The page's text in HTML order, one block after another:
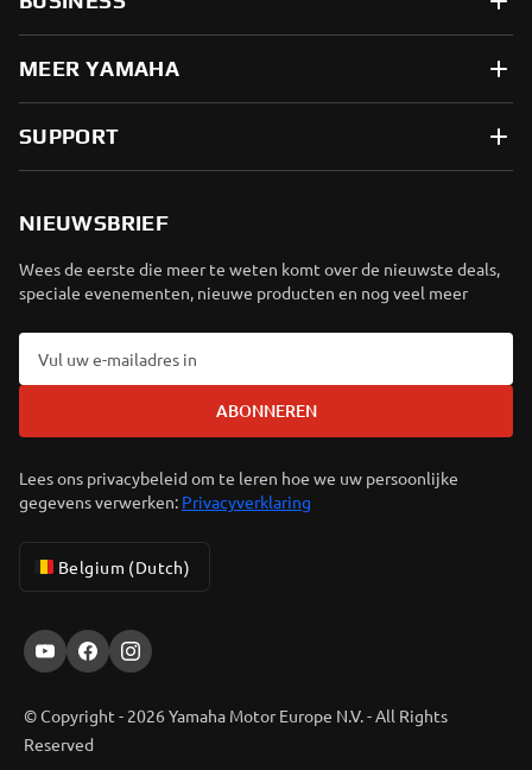
MEER YAMAHA
SUPPORT
NIEUWSBRIEF
Wees de eerste die meer te weten komt over de nieuwste deals,
speciale evenementen, nieuwe producten en nog veel meer
ABONNEREN
Lees ons privacybeleid om te leren hoe we uw persoonlijke
gegevens verwerken: Privacyverklaring
Belgium (Dutch)
© Copyright - 2026 Yamaha Motor Europe N.V. - All Rights
Reserved